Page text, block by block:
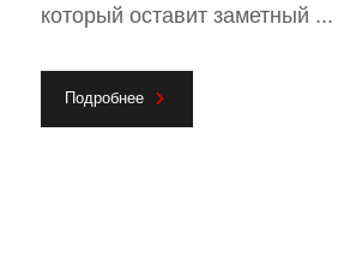
который оставит заметный ...
Подробнее